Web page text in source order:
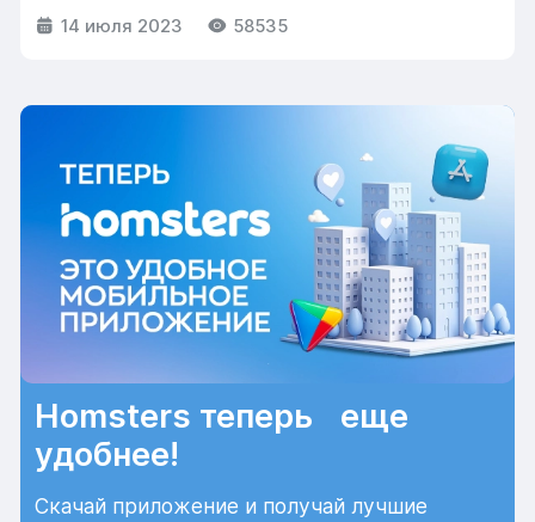
14 июля 2023 58535
Homsters теперь еще
удобнее!
Скачай приложение и получай лучшие